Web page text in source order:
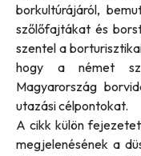
borkultúrájáról,
szőlőfajtákat és
szentel a
hogy a német
Magyarország
utazási célpontokat.
A cikk külön
megjelenésének a